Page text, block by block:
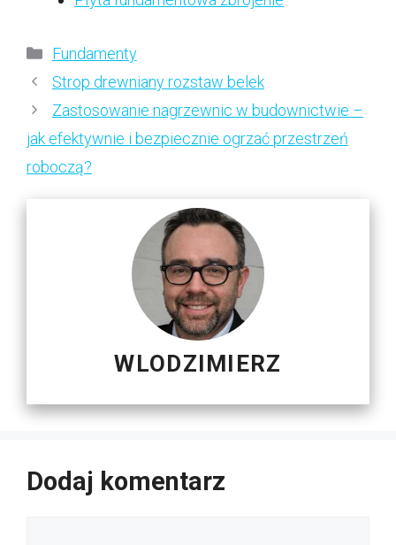
Kategorie
Fundamenty
Strop drewniany rozstaw belek
Zastosowanie nagrzewnic w budownictwie –
jak efektywnie i bezpiecznie ogrzać przestrzeń
roboczą?
WLODZIMIERZ
Dodaj komentarz